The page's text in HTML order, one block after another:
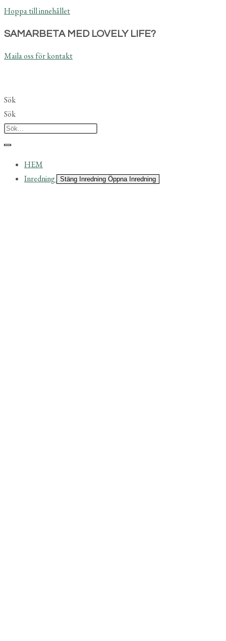
Hoppa till innehållet
SAMARBETA MED LOVELY LIFE?
Maila oss för kontakt
Sök
Sök
HEM
Inredning
Stäng Inredning Öppna Inredning